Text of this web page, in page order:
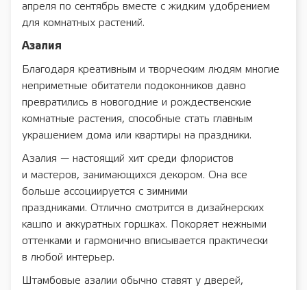
апреля по сентябрь вместе с жидким удобрением
для комнатных растений.
Азалия
Благодаря креативным и творческим людям многие
неприметные обитатели подоконников давно
превратились в новогодние и рождественские
комнатные растения, способные стать главным
украшением дома или квартиры на праздники.
Азалия — настоящий хит среди флористов
и мастеров, занимающихся декором. Она все
больше ассоциируется с зимними
праздниками. Отлично смотрится в дизайнерских
кашпо и аккуратных горшках. Покоряет нежными
оттенками и гармонично вписывается практически
в любой интерьер.
Штамбовые азалии обычно ставят у дверей,